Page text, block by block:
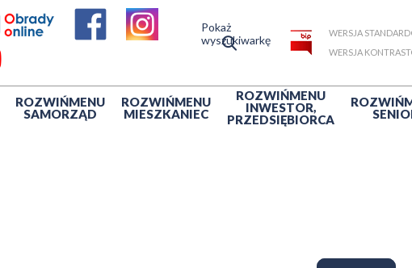
Pokaż
wyszukiwarkę
WERSJA
WERSJA
ROZWIŃMENU
SAMORZĄD
ROZWIŃMENU
MIESZKANIEC
ROZWIŃMENU
INWESTOR,
PRZEDSIĘBIORCA
ROZWIŃ